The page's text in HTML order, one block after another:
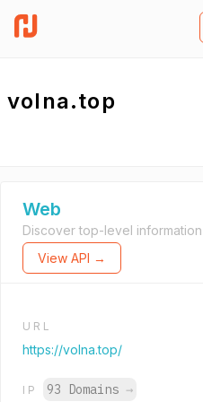
volna.top
Web
Discover top-level
View API →
URL
https://volna.top/
IP 93 Domains →